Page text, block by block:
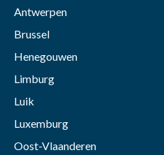
Antwerpen
Brussel
Henegouwen
Limburg
Luik
Luxemburg
Oost-Vlaanderen